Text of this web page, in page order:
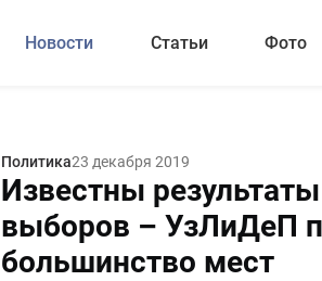
Новости Статьи Фото
Политика23 декабря 2019
Известны
выборов – УзЛиДеП
большинство мест